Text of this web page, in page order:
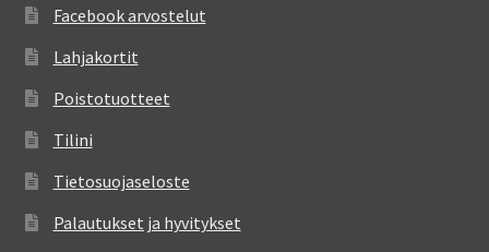
Facebook arvostelut
Lahjakortit
Poistotuotteet
Tilini
Tietosuojaseloste
Palautukset ja hyvitykset